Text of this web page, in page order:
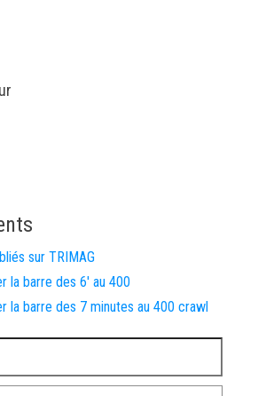
sur TRIMAG
la barre des 6′ au 400
la barre des 7 minutes au 400 crawl